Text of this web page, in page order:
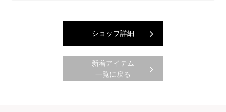
ショップ詳細
新着アイテム
一覧に戻る